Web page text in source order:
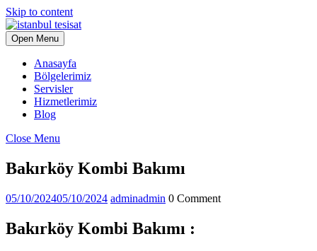
Skip to content
Open Menu
Anasayfa
Bölgelerimiz
Servisler
Hizmetlerimiz
Blog
Close Menu
Bakırköy Kombi Bakımı
05/10/202405/10/2024 adminadmin 0 Comment
Bakırköy Kombi Bakımı :